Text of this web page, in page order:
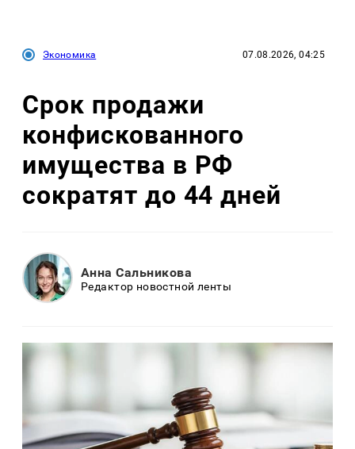
Экономика 07.08.2026, 04:25
Срок продажи
конфискованного
имущества в РФ
сократят до 44 дней
Анна Сальникова
Редактор новостной ленты